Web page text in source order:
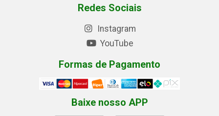
Redes Sociais
Instagram
YouTube
Formas de Pagamento
Baixe nosso APP